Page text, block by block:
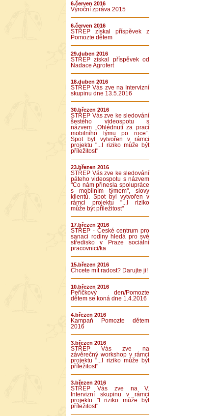
6.červen 2016
Výroční zpráva 2015
6.červen 2016
STŘEP získal příspěvek z
Pomozte dětem
29.duben 2016
STŘEP získal příspěvek od
Nadace Agrofert
18.duben 2016
STŘEP Vás zve na Intervizní
skupinu dne 13.5.2016
30.březen 2016
STŘEP Vás zve ke sledování
šestého videospotu s
názvem „Ohlédnutí za prací
mobilního týmu po roce“.
Spot byl vytvořen v rámci
projektu "...I riziko může být
příležitost"
23.březen 2016
STŘEP Vás zve ke sledování
páteho videospotu s názvem
"Co nám přinesla spolupráce
s mobilním týmem", slovy
klientů. Spot byl vytvořen v
rámci projektu "...I riziko
může být příležitost"
17.březen 2016
STŘEP - České centrum pro
sanaci rodiny hledá pro své
středisko v Praze sociální
pracovnici/ka
15.březen 2016
Chcete mít radost? Darujte ji!
10.březen 2016
Peříčkový den/Pomozte
dětem se koná dne 1.4.2016
4.březen 2016
Kampaň Pomozte dětem
2016
3.březen 2016
STŘEP Vás zve na
závěrečný workshop v rámci
projektu "...I riziko může být
příležitost"
3.březen 2016
STŘEP Vás zve na V.
Intervizní skupinu v rámci
projektu "I riziko může být
příležitost"